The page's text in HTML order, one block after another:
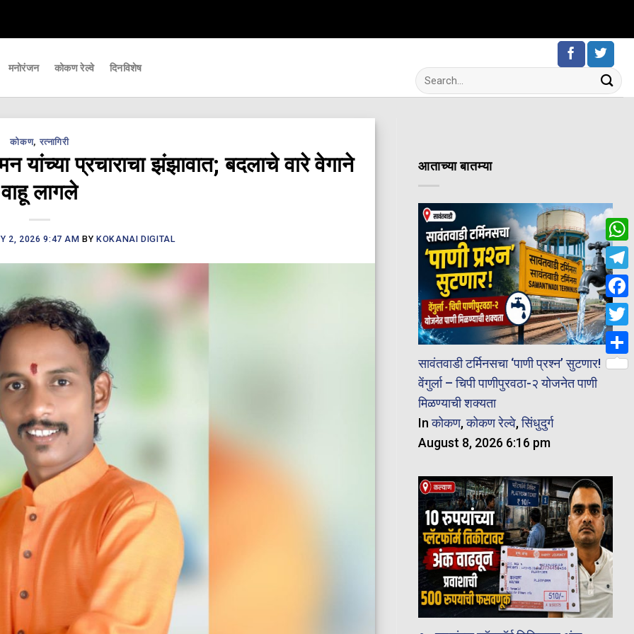
मनोरंजन कोकण रेल्वे दिनविशेष
कोकण, रत्नागिरी
प्रचाराचा झंझावात; बदलाचे वारे वेगाने
वाहू लागले
2, 2026 9:47 AM BYKOKANAI DIGITAL
आताच्या बातम्या
सावंतवाडी टर्मिनसचा ‘पाणी प्रश्न’ सुटणार!
वेंगुर्ला – चिपी पाणीपुरवठा-२ योजनेत पाणी
मिळण्याची शक्यता
Inकोकण,कोकण रेल्वे,सिंधुदुर्ग
August 8, 2026 6:16 pm